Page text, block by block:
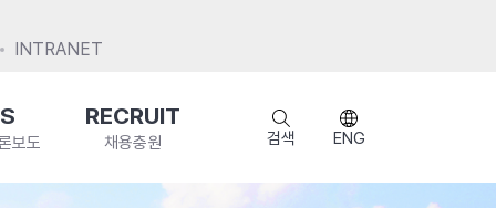
INTRANET
보도
RECRUIT
채용충원 검색 ENG